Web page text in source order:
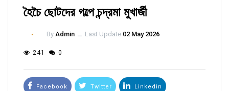
হৈচৈ ছোটদের গল্পে চন্দ্রমা মুখার্জী
By Admin ــ Last Update 02 May 2026
241 0
Facebook Twitter Linkedin